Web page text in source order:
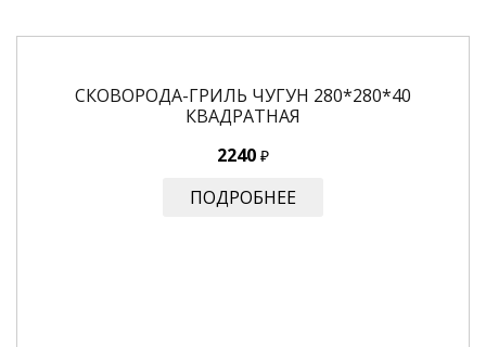
СКОВОРОДА-ГРИЛЬ ЧУГУН 280*280*40
КВАДРАТНАЯ
2240 ₽
ПОДРОБНЕЕ